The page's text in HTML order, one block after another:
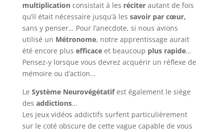
multiplicationconsistait à les réciterautant de fois
qu’il était nécessaire jusqu’à les savoir par cœur,
sans y penser… Pour l’anecdote, si nous avions
utilisé un Métronome, notre apprentissage aurait
été encore plus efficaceet beaucoup plus rapide…
Pensez-y lorsque vous devrez acquérir un réflexe de
mémoire ou d’action…
Le Système Neurovégétatifest également le siège
des addictions…
Les jeux vidéos addictifs surfent particulièrement
sur le coté obscure de cette vague capable de vous